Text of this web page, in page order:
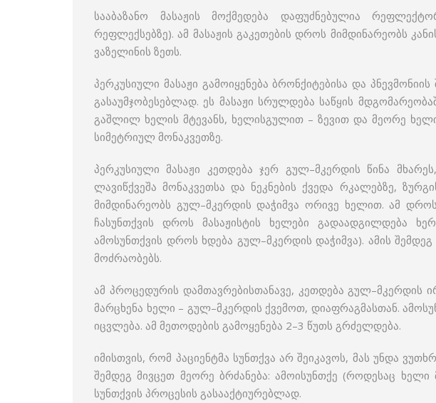
სააბაზანო მასაჟის მოქმედება დაფუძნებულია
რეფლექსებზე). ამ მასაჟის გაკეთების დროს მიმდინარეობს
ვაზელინის ზეთს.
პერკუსიული მასაჟი გამოიყენება ბრონქიტებისა და
გასაუმჯობესებლად. ეს მასაჟი სრულდება საწყის
გაშლილ ხელის მტევანს, ხელისგულით – ზევით და მეორე
სიმეტრიულ მონაკვეთზე.
პერკუსიული მასაჟი კეთდება ჯერ გულ–მკერდის წინა
ლავიწქვეშა მონაკვეთსა და ნეკნების ქვედა რკალებზე,
მიმდინარეობს გულ–მკერდის დაჭიმვა ორივე ხელით. ამ
ჩასუნთქვის დროს მასაჟისტის ხელები გადაადგილდება
ამოსუნთქვის დროს ხდება გულ–მკერდის დაჭიმვა). ამის
მოძრაობებს.
ამ პროცედურის დამთავრებისთანავე, კეთდება გულ–მკერდის
მარცხენა ხელი – გულ–მკერდის ქვემოთ, დიაფრაგმასთან.
იცვლება. ამ მეთოდების გამოყენება 2–3 წუთს გრძელდება.
იმისთვის, რომ პაციენტმა სუნთქვა არ შეიკავოს, მას უნდა
შემდეგ მივცეთ მეორე ბრძანება: ამოისუნთქე (როდესაც
სუნთქვის პროცესის გასააქტიურებლად.